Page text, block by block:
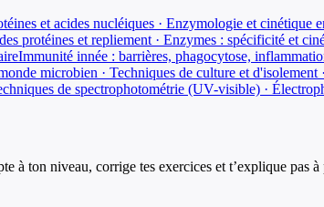
et acides nucléiques · Enzymologie et cinétique
protéines et repliement · Enzymes : spécificité et
Immunité innée : barrières, phagocytose,
microbien · Techniques de culture et
de spectrophotométrie (UV-visible) ·
à ton niveau, corrige tes exercices et t’explique pas à